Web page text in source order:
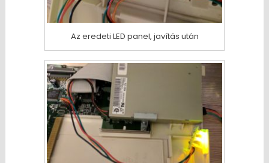
Az eredeti LED panel, javítás után